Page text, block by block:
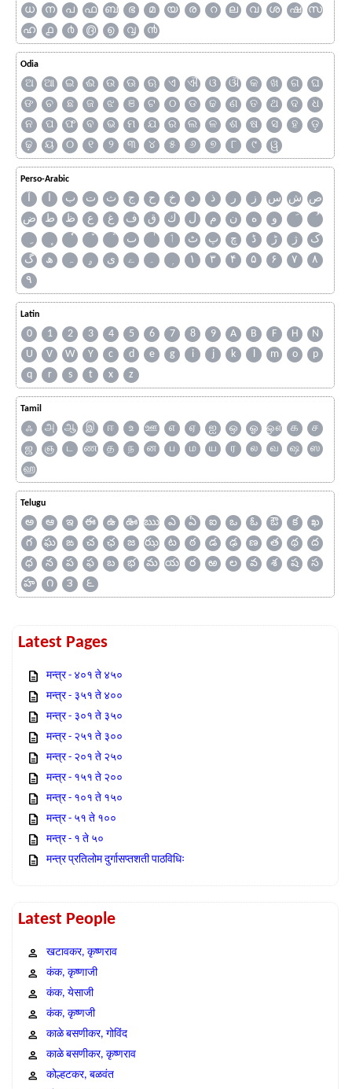
ധ
ന പ ഫ ബ ഭ മ യ ര റ ല വ ശ ഷ
സ
ഹ
൧ ൪ ൫ ൭ ൮ ൯
Odia
ଅ ଆ ଇ ଈ ଉ ଊ ଋ ଏ ଐ ଓ ଔ କ ଖ ଗ
ଘ
ଙ
ଚ ଛ ଜ ଝ ଞ ଟ ଠ ଡ ଢ ଣ ତ ଥ ଦ
ଧ
ନ
ପ ଫ ବ ଭ ମ ଯ ର ଲ ଳ ଶ ଷ ସ ହ
ଡ଼
ଢ଼
ୟ ୦ ୧ ୨ ୩ ୪ ୫ ୬ ୭ ୮ ୯ ୱ
Perso-Arabic
آ ا ب ت ث ج ح خ د ذ ر ز س ش ص
ض
ط ظ ع غ ف ق ك ل م ن ه
و
ٮ
ٲ ٹ پ چ ڈ ڑ ژ
ک
گ
ھ ہ ۄ ی ے ۔ ۱ ۳ ۴ ۵ ۶ ۷
۸
۹
Latin
0 1 2 3 4 5 6 7 8 9 A B F H
N
U
V W Y c d e g i j k l m o
p
q
r s t x z
Tamil
ஃ அ ஆ இ ஈ உ ஊ எ ஏ ஐ ஒ ஓ ஔ க
ச
ஜ
ஞ ட ண த ந ன ப ம ய ர ல வ ஷ
ஸ
ஹ
Telugu
అ ఆ ఇ ఈ ఉ ఊ ఋ ఎ ఏ ఐ ఒ ఓ ఔ క
ఖ
గ
ఘ ఙ చ ఛ జ ఝ ట ఠ డ ఢ ణ త థ
ద
ధ
న ప ఫ బ భ మ య ర ఱ ల వ శ ష
స
హ
౧ ౩ ౬
Latest Pages
मन्त्र - ४०१ ते ४५०
मन्त्र - ३५१ ते ४००
मन्त्र - ३०१ ते ३५०
मन्त्र - २५१ ते ३००
मन्त्र - २०१ ते २५०
मन्त्र - १५१ ते २००
मन्त्र - १०१ ते १५०
मन्त्र - ५१ ते १००
मन्त्र - १ ते ५०
मन्त्र प्रतिलोम दुर्गासप्तशती पाठविधिः
Latest People
खटावकर, कृष्णराव
कंक, कृष्णाजी
कंक, येसाजी
कंक, कृष्णजी
काळे बसणीकर, गोविंद
काळे बसणीकर, कृष्णराव
कोल्हटकर, बळवंत